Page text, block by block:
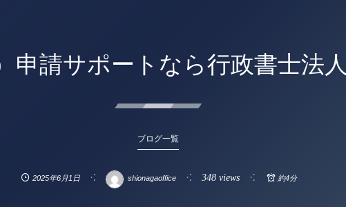
申請サポートなら行政書士法
ブログ一覧
2025年6月1日 shionagaoffice 348 views 約4分